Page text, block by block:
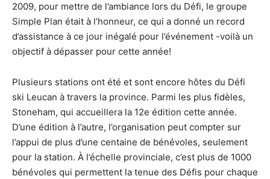
2009, pour mettre de l’ambiance lors du Défi, le groupe
Simple Plan était à l’honneur, ce qui a donné un record
d’assistance à ce jour inégalé pour l’événement -voilà un
objectif à dépasser pour cette année!
Plusieurs stations ont été et sont encore hôtes du Défi
ski Leucan à travers la province. Parmi les plus fidèles,
Stoneham, qui accueillera la 12e édition cette année.
D’une édition à l’autre, l’organisation peut compter sur
l’appui de plus d’une centaine de bénévoles, seulement
pour la station. À l’échelle provinciale, c’est plus de 1000
bénévoles qui permettent la tenue des Défis pour chaque